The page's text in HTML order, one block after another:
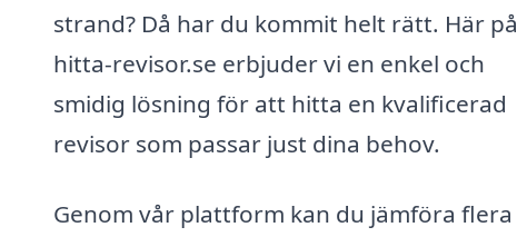
strand? Då har du kommit helt rätt. Här på
hitta-revisor.se erbjuder vi en enkel och
smidig lösning för att hitta en kvalificerad
revisor som passar just dina behov.
Genom vår plattform kan du jämföra flera